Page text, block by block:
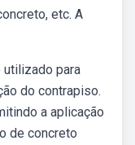
etc. A
utilizado para
do contrapiso.
a aplicação
de concreto